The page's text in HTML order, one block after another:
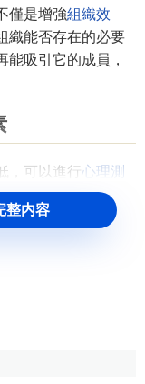
僅是增強組織效
織能否存在的必要
吸引它的成員，
可以進行心理測
請組織每一個成員
評定彙總在一起；
個計算凝聚力的公
整内容